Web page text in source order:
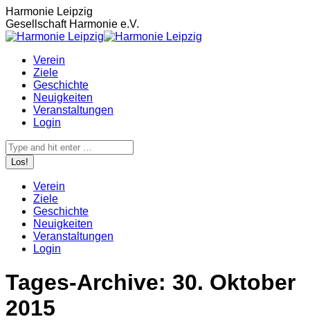
Zum
Inhalt
springen
Harmonie Leipzig
Gesellschaft Harmonie e.V.
Verein
Ziele
Geschichte
Neuigkeiten
Veranstaltungen
Login
Search:
Verein
Ziele
Geschichte
Neuigkeiten
Veranstaltungen
Login
Tages-Archive: 30. Oktober
2015